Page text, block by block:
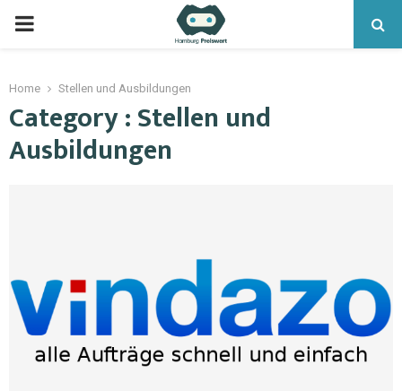
Home Stellen und Ausbildungen
Category : Stellen und
Ausbildungen